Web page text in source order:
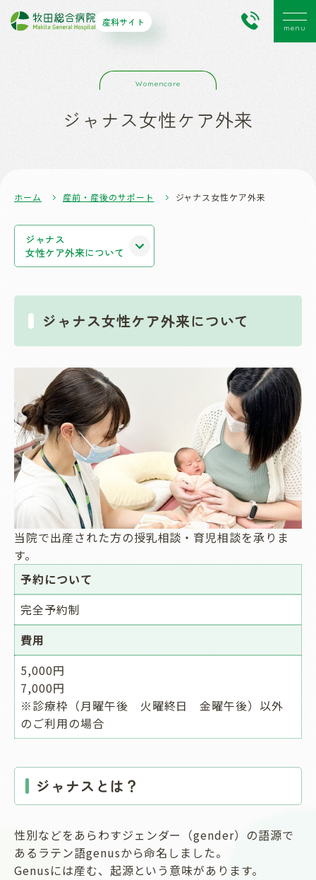
産科サイト
ジャナス女性ケア外来
ホーム 産前・産後のサポート ジャナス女性ケア外来
ジャナス
女性ケア外来について
ジャナス女性ケア外来について
当院で出産された方の授乳相談・育児相談を承りま
す。
予約について
完全予約制
費用
5,000円
7,000円
※診療枠（月曜午後 火曜終日 金曜午後）以外
のご利用の場合
ジャナスとは？
性別などをあらわすジェンダー（gender）の語源で
あるラテン語genusから命名しました。
Genusには産む、起源という意味があります。